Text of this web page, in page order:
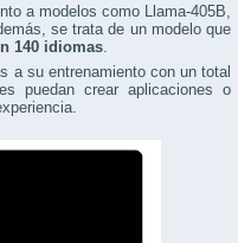
a modelos como Llama-405B,
se trata de un modelo que
140 idiomas
a su entrenamiento con un total
puedan crear aplicaciones o